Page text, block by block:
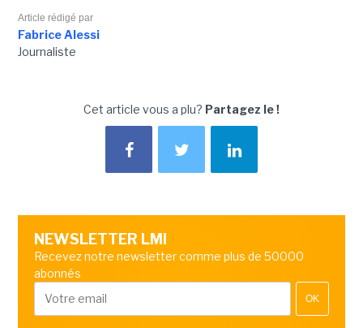
Article rédigé par
Fabrice Alessi
Journaliste
Cet article vous a plu? Partagez le !
NEWSLETTER LMI
Recevez notre newsletter comme plus de 50000
abonnés
OK